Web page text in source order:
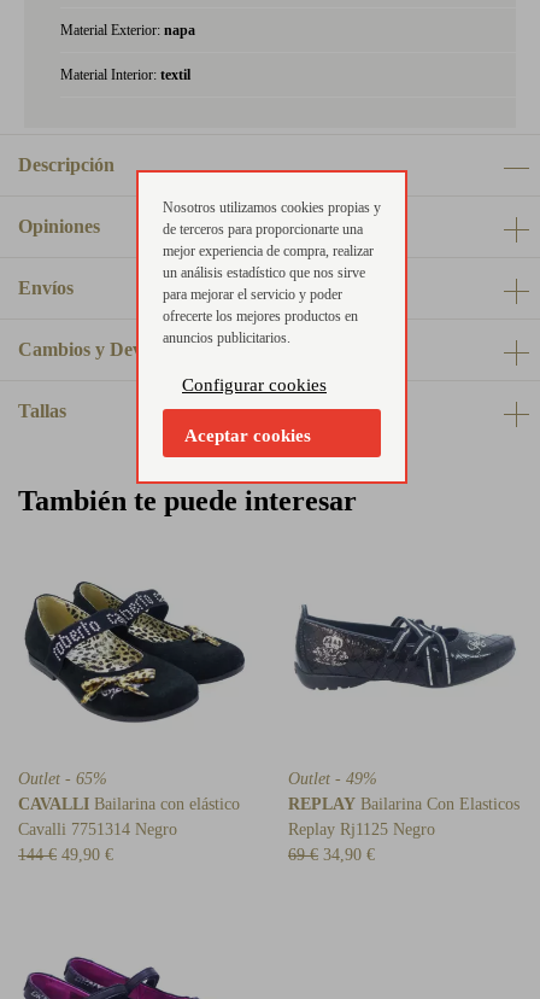
Material Exterior: napa
Material Interior: textil
Descripción
Opiniones
Envíos
Cambios y Devoluciones
Tallas
También te puede interesar
Outlet - 65%
CAVALLI Bailarina con elástico
Cavalli 7751314 Negro
144 € 49,90 €
Outlet - 49%
REPLAY Bailarina Con Elasticos
Replay Rj1125 Negro
69 € 34,90 €
Nosotros utilizamos cookies propias y
de terceros para proporcionarte una
mejor experiencia de compra, realizar
un análisis estadístico que nos sirve
para mejorar el servicio y poder
ofrecerte los mejores productos en
anuncios publicitarios.
Configurar cookies
Aceptar cookies